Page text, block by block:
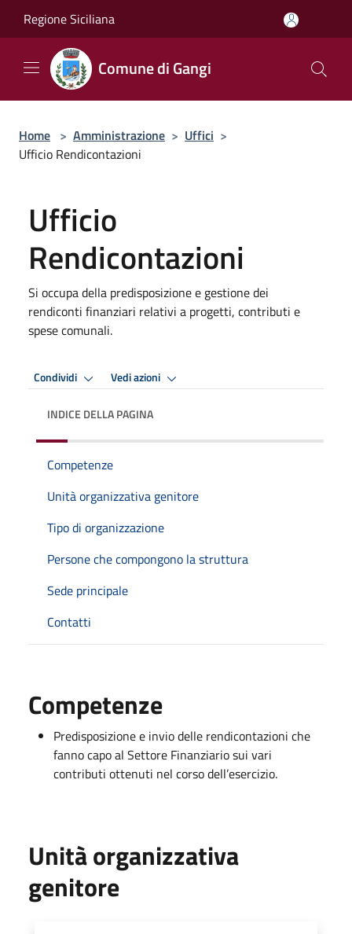
Regione Siciliana
Comune di Gangi
Home > Amministrazione > Uffici >
Ufficio Rendicontazioni
Ufficio
Rendicontazioni
Si occupa della predisposizione e gestione dei
rendiconti finanziari relativi a progetti, contributi e
spese comunali.
Condividi Vedi azioni
INDICE DELLA PAGINA
Competenze
Unità organizzativa genitore
Tipo di organizzazione
Persone che compongono la struttura
Sede principale
Contatti
Competenze
Predisposizione e invio delle rendicontazioni che
fanno capo al Settore Finanziario sui vari
contributi ottenuti nel corso dell’esercizio.
Unità organizzativa
genitore